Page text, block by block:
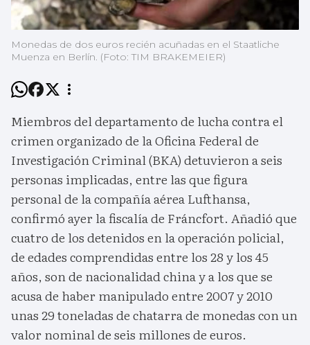
Monedas de dos euros recién acuñadas en el Staatliche
Muenza en Berlín. (Foto: TIM BRAKEMEIER)
Miembros del departamento de lucha contra el
crimen organizado de la Oficina Federal de
Investigación Criminal (BKA) detuvieron a seis
personas implicadas, entre las que figura
personal de la compañía aérea Lufthansa,
confirmó ayer la fiscalía de Fráncfort. Añadió que
cuatro de los detenidos en la operación policial,
de edades comprendidas entre los 28 y los 45
años, son de nacionalidad china y a los que se
acusa de haber manipulado entre 2007 y 2010
unas 29 toneladas de chatarra de monedas con un
valor nominal de seis millones de euros.